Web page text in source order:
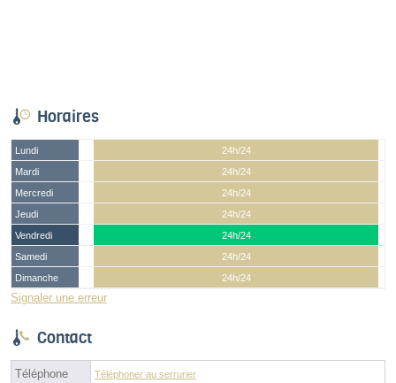
Horaires
Lundi
24h/24
Mardi
24h/24
Mercredi
24h/24
Jeudi
24h/24
Vendredi
24h/24
Samedi
24h/24
Dimanche
24h/24
Signaler une erreur
Contact
Téléphone Téléphoner au serrurier